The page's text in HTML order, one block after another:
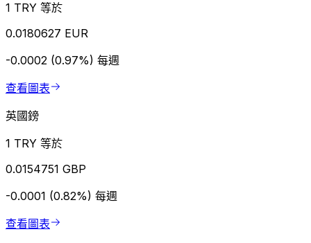
1 TRY 等於
0.0180627 EUR
-0.0002 (0.97%) 每週
查看圖表
英國鎊
1 TRY 等於
0.0154751 GBP
-0.0001 (0.82%) 每週
查看圖表